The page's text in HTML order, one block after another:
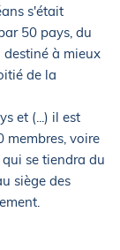
s'était
50 pays, du
à mieux
de la
et (...) il est
membres, voire
se tiendra du
siège des